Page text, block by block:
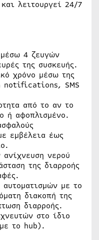
λειτουργεί 24/7
4 ζευγών
της συσκευής.
χρόνο μέσω της
notifications, SMS
από το αν το
ή αφοπλισμένο.
εμβέλεια έως
νερού
της διαρροής
αυτοματισμών με το
διακοπή της
διαρροής.
στο ίδιο
το hub).